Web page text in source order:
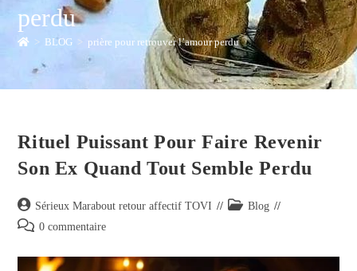
perdu
> BLOG > prière pour retrouver l’amour perdu
Rituel Puissant Pour Faire Revenir
Son Ex Quand Tout Semble Perdu
Sérieux Marabout retour affectif TOVI
Blog
0 commentaire